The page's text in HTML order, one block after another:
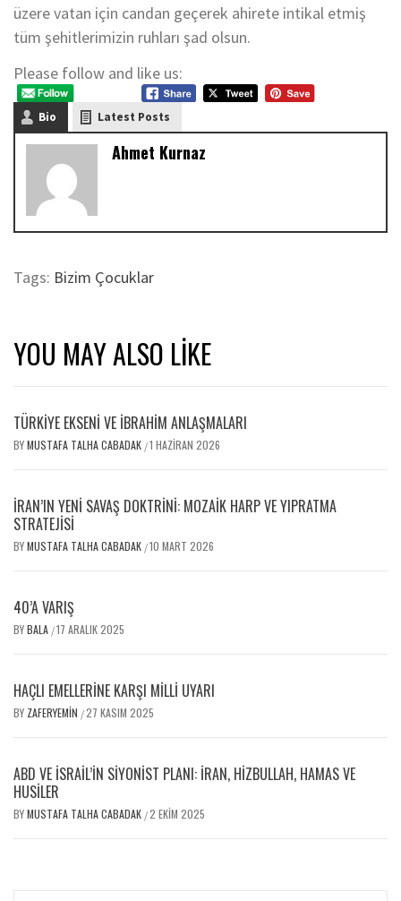
üzere vatan için candan geçerek ahirete intikal etmiş
tüm şehitlerimizin ruhları şad olsun.
Please follow and like us:
Bio Latest Posts
Ahmet Kurnaz
Tags: Bizim Çocuklar
YOU MAY ALSO LIKE
TÜRKİYE EKSENİ VE İBRAHİM ANLAŞMALARI
BYMUSTAFA TALHA CABADAK /1 HAZIRAN 2026
İRAN’IN YENI SAVAŞ DOKTRINI: MOZAIK HARP VE YIPRATMA
STRATEJISI
BYMUSTAFA TALHA CABADAK /10 MART 2026
40’A VARIŞ
BYBALA /17 ARALIK 2025
HAÇLI EMELLERİNE KARŞI MİLLİ UYARI
BY ZAFERYEMIN /27 KASIM 2025
ABD VE İSRAIL’IN SIYONIST PLANI: İRAN, HIZBULLAH, HAMAS VE
HUSILER
BYMUSTAFA TALHA CABADAK /2 EKIM 2025